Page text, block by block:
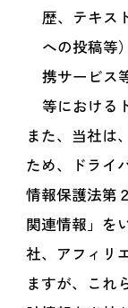
歴、テキス
への投稿等
携サービス
等における
また、当社は
ため、ドライ
情報保護法第
関連情報」を
社、アフィリ
ますが、これ